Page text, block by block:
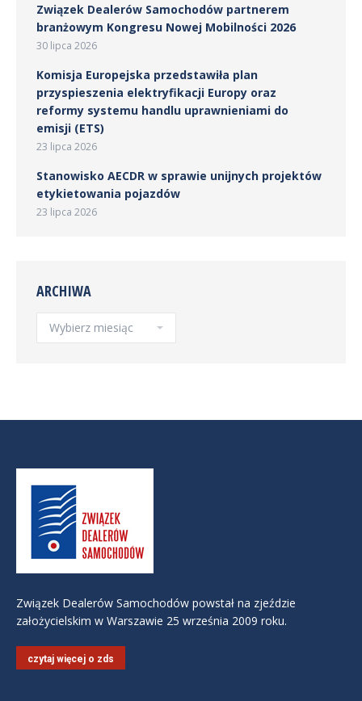
Związek Dealerów Samochodów partnerem
branżowym Kongresu Nowej Mobilności 2026
30 lipca 2026
Komisja Europejska przedstawiła plan
przyspieszenia elektryfikacji Europy oraz
reformy systemu handlu uprawnieniami do
emisji (ETS)
23 lipca 2026
Stanowisko AECDR w sprawie unijnych projektów
etykietowania pojazdów
23 lipca 2026
ARCHIWA
Archiwa
Związek Dealerów Samochodów powstał na zjeździe
założycielskim w Warszawie 25 września 2009 roku.
czytaj więcej o zds